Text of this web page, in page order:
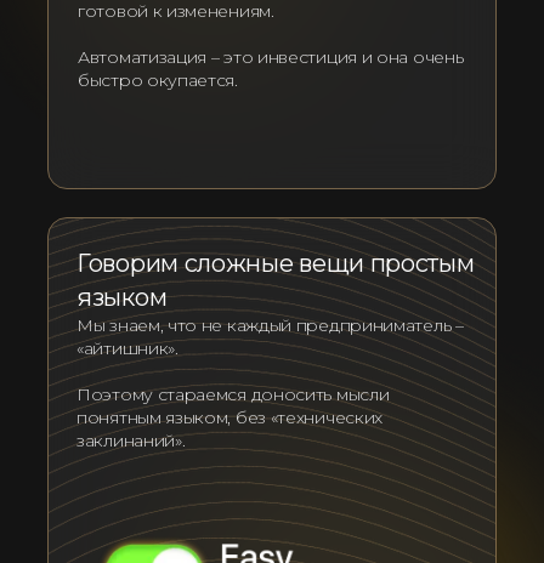
готовой к изменениям.
Автоматизация – это инвестиция и она очень
быстро окупается.
Говорим сложные вещи простым
языком
Мы знаем, что не каждый предприниматель –
«айтишник».
Поэтому стараемся доносить мысли
понятным языком, без «технических
заклинаний».